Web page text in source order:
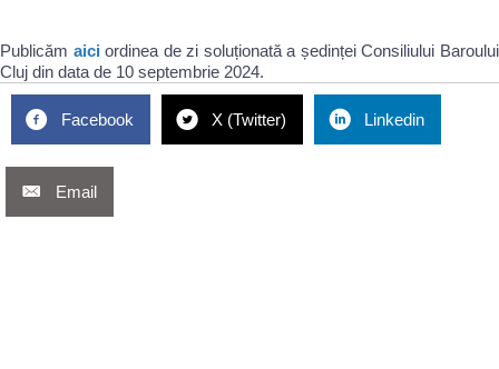
Publicăm aici ordinea de zi soluționată a ședinței Consiliului Baroului
Cluj din data de 10 septembrie 2024.
Facebook X (Twitter) Linkedin
Email